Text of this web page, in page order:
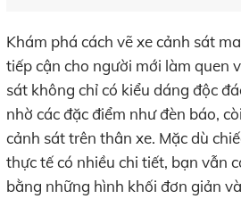
Khám phá cách vẽ xe cảnh sát
tiếp cận cho người mới làm quen
sát không chỉ có kiểu dáng độc
nhờ các đặc điểm như đèn báo,
cảnh sát trên thân xe. Mặc dù
thực tế có nhiều chi tiết, bạn vẫn
bằng những hình khối đơn giản